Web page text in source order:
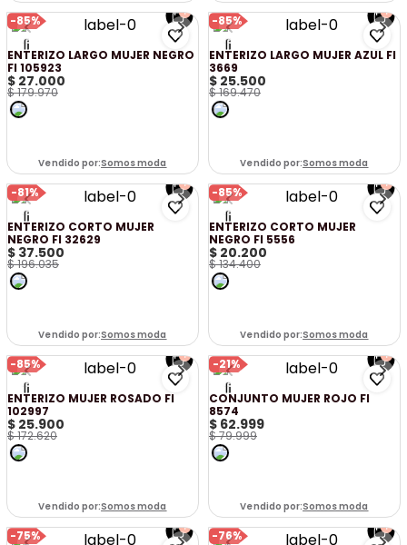
-85%
ENTERIZO LARGO MUJER NEGRO
FI 105923
$ 27.000
$179.970
Vendido por:Somos moda
-85%
ENTERIZO LARGO MUJER AZUL FI
3669
$ 25.500
$169.470
Vendido por:Somos moda
-81%
ENTERIZO CORTO MUJER
NEGRO FI 32629
$ 37.500
$196.035
Vendido por:Somos moda
-85%
ENTERIZO CORTO MUJER
NEGRO FI 5556
$ 20.200
$134.400
Vendido por:Somos moda
-85%
ENTERIZO MUJER ROSADO FI
102997
$ 25.900
$172.620
Vendido por:Somos moda
-21%
CONJUNTO MUJER ROJO FI
8574
$ 62.999
$79.999
Vendido por:Somos moda
-75% -76%